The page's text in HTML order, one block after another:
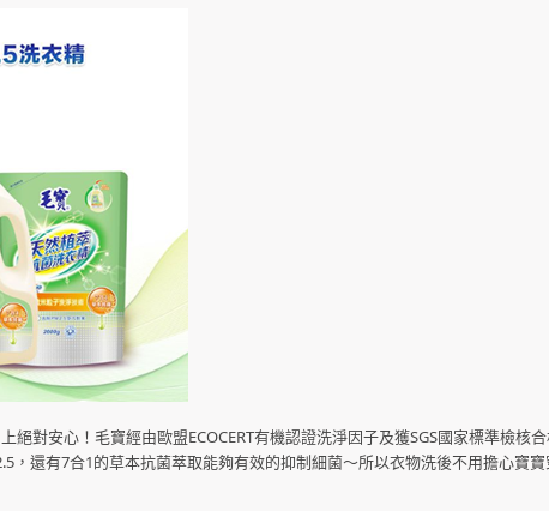
對安心！毛寶經由歐盟ECOCERT有機認證洗淨因子及獲SGS國家標準檢核
，還有7合1的草本抗菌萃取能夠有效的抑制細菌～所以衣物洗後不用擔心寶